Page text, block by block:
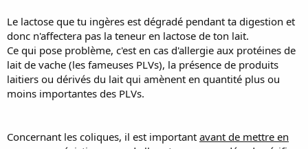
Le lactose que tu ingères est dégradé pendant ta digestion et
donc n'affectera pas la teneur en lactose de ton lait.
Ce qui pose problème, c'est en cas d'allergie aux protéines de
lait de vache (les fameuses PLVs), la présence de produits
laitiers ou dérivés du lait qui amènent en quantité plus ou
moins importantes des PLVs.
Concernant les coliques, il est important avant de mettre en